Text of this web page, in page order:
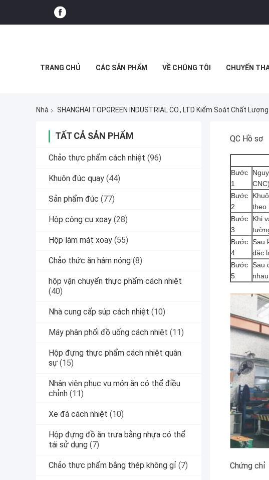
TRANG CHỦ CÁC SẢN PHẨM VỀ CHÚNG TÔI CHUYẾN
Nhà SHANGHAI TOPGREEN INDUSTRIAL CO., LTD Kiểm Soát Chất Lượng
TẤT CẢ SẢN PHẨM
Chảo thực phẩm cách nhiệt (96)
Khuôn đúc quay (44)
Sản phẩm đúc (77)
Hộp công cụ xoay (28)
Hộp làm mát xoay (55)
Chảo thức ăn hâm nóng (8)
hộp vận chuyển thực phẩm cách nhiệt
(40)
Nhà cung cấp súp cách nhiệt (10)
Máy phân phối đồ uống cách nhiệt (11)
Hộp đựng thực phẩm cách nhiệt quân
sự (15)
Nhân viên phục vụ món ăn có thể điều
chỉnh (11)
Xe đá cách nhiệt (10)
Hộp đựng đồ ăn trưa bằng nhựa có thể
tái sử dụng (7)
Chảo thực phẩm bằng thép không gỉ (7)
QC Hồ sơ
Bước
1
CNC)
Bước
2
theo
Bước
3
Khi
Bước
4
Sau
đặc
Bước
5
Sau
Chứng chỉ